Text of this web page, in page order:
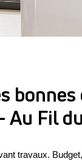
Au Fil
travaux.